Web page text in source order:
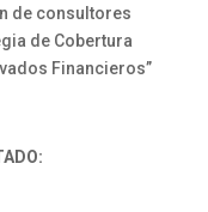
de consultores
de Cobertura
Financieros”